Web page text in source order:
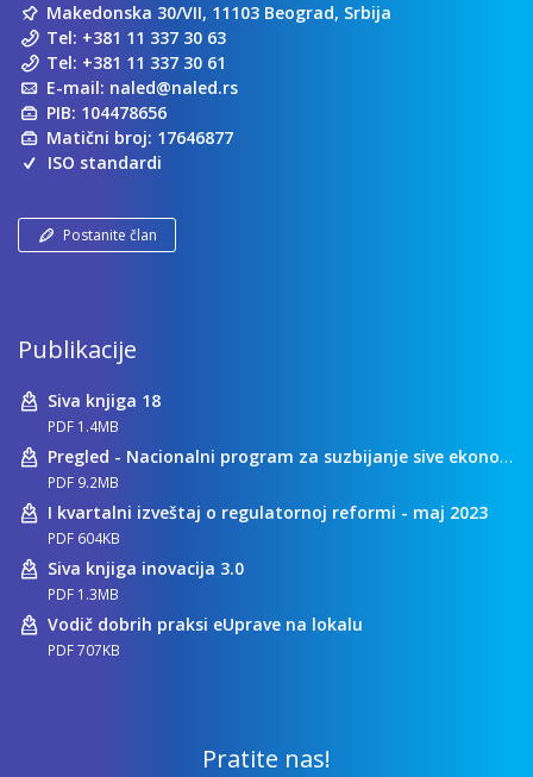
Makedonska 30/VII, 11103 Beograd, Srbija
Tel: +381 11 337 30 63
Tel: +381 11 337 30 61
E-mail: naled@naled.rs
PIB: 104478656
Matični broj: 17646877
ISO standardi
Postanite član
Publikacije
Siva knjiga 18
PDF 1.4MB
Pregled - Nacionalni program za suzbijanje sive ekonomije
PDF 9.2MB
I kvartalni izveštaj o regulatornoj reformi - maj 2023
PDF 604KB
Siva knjiga inovacija 3.0
PDF 1.3MB
Vodič dobrih praksi eUprave na lokalu
PDF 707KB
Pratite nas!